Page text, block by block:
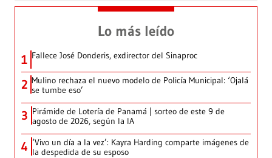
Lo más leído
1 Fallece José Donderis, exdirector del Sinaproc
2 Mulino rechaza el nuevo modelo de Policía Municipal: ‘Ojalá
se tumbe eso’
3 Pirámide de Lotería de Panamá | sorteo de este 9 de
agosto de 2026, según la IA
4 ‘Vivo un día a la vez’: Kayra Harding comparte imágenes de
la despedida de su esposo